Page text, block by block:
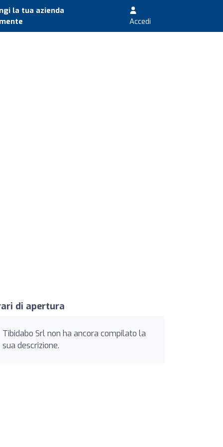
la tua azienda
Accedi
di apertura
Tibidabo Srl non ha ancora compilato la
sua descrizione.